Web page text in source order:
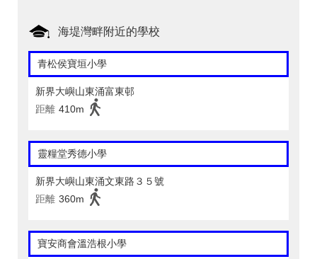
海堤灣畔附近的學校
青松侯寶垣小學
新界大嶼山東涌富東邨
距離 410m
靈糧堂秀德小學
新界大嶼山東涌文東路３５號
距離 360m
寶安商會溫浩根小學